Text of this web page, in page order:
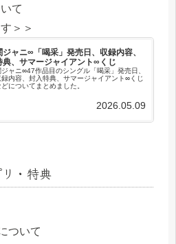
て
＞＞
ジャニ∞「喝采」発売日、収録内容、
典、サマージャイアント∞くじ
ジャニ∞47作品目のシングル「喝采」発売日、
録内容、封入特典、サマージャイアント∞くじ
どについてまとめました。
2026.05.09
・特典
ついて